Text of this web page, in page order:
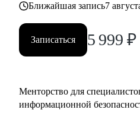
Ближайшая запись7
Записаться 5 999 ₽
Менторство для
информационной